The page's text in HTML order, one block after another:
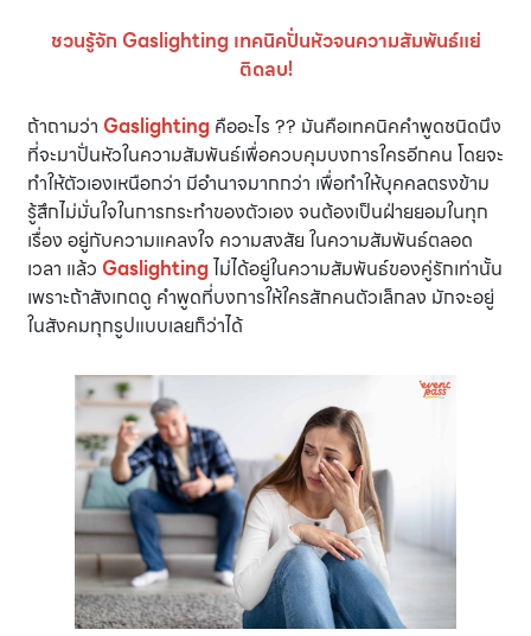
ชวนรู้จัก Gaslighting เทคนิคปั่นหัวจนความสัมพันธ์แย่
ติดลบ!
ถ้าถามว่า Gaslighting คืออะไร ?? มันคือเทคนิคคำพูดชนิดนึง
ที่จะมาปั่นหัวในความสัมพันธ์เพื่อควบคุมบงการใครอีกคน โดยจะ
ทำให้ตัวเองเหนือกว่า มีอำนาจมากกว่า เพื่อทำให้บุคคลตรงข้าม
รู้สึกไม่มั่นใจในการกระทำของตัวเอง จนต้องเป็นฝ่ายยอมในทุก
เรื่อง อยู่กับความแคลงใจ ความสงสัย ในความสัมพันธ์ตลอด
เวลา แล้ว Gaslightingไม่ได้อยู่ในความสัมพันธ์ของคู่รักเท่านั้น
เพราะถ้าสังเกตดู คำพูดที่บงการให้ใครสักคนตัวเล็กลง มักจะอยู่
ในสังคมทุกรูปแบบเลยก็ว่าได้